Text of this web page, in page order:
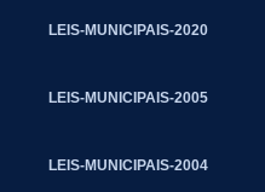
LEIS-MUNICIPAIS-2020
LEIS-MUNICIPAIS-2005
LEIS-MUNICIPAIS-2004